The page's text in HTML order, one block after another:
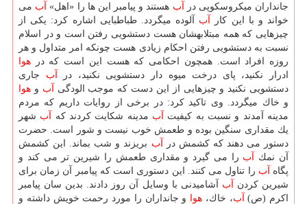
جانداران میكروسكوپی در آب هستند و پیامبر این ها را «اهل» آب می
خواند و با این كار آب آلوده میگردد. طباطبایی اشاره كرد: یكی از
چیزهایی كه همه مبتلابهشان هست دستشویی رفتن است و در اسلام
نسبت به دستشویی رفتن احكام زیادی هست چونكه امر متداول و هر
روزه افراد است. همچون احكامی كه هست این است كه در هوا
ادرار نكنید، پای درخت میوه دار دستشویی نكنید، در آب جاری
دستشویی نكنید و چیزهایی از این دست كه موجب الودگی آب و هوا
و خاك میگردد. وی تاكید كرد: در برخی از روایات داریم كه مردم
مدینه آمدند و نسبت به كیفیت آب مدینه شكایت كردند كه آب شهر
یك مقداری سنگین بوده و طعمش خوب نیست و شور است. حضرت
دستور می دهند كه كشمش در آب بریزند و شب بماند. این كشمش
آن نمك آب را می گیرد و مقداری طعمش را شیرین تر می كند و
پگاه آب را تناول می كنند. این دستوری است كه پیامبر آن زمان برای
شیرین كردن آب آشامیدنی با وسایل آن روز دادند. بدین سان پیامبر
اكرم (ص) آب، خاك، هوا و جانداران را مورد رحمت خویش داشته و